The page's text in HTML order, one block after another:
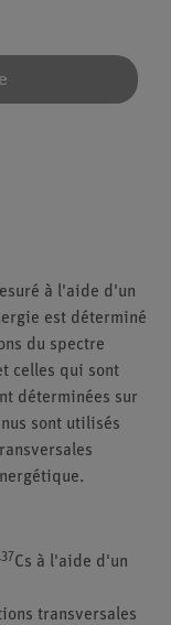
à l'aide d'un
est déterminé
du spectre
celles qui sont
déterminées sur
sont utilisés
Cs à l'aide d'un
transversales